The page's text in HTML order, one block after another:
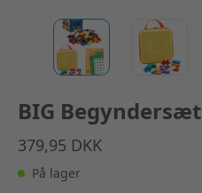
BIG Begyndersæt
379,95 DKK
På lager